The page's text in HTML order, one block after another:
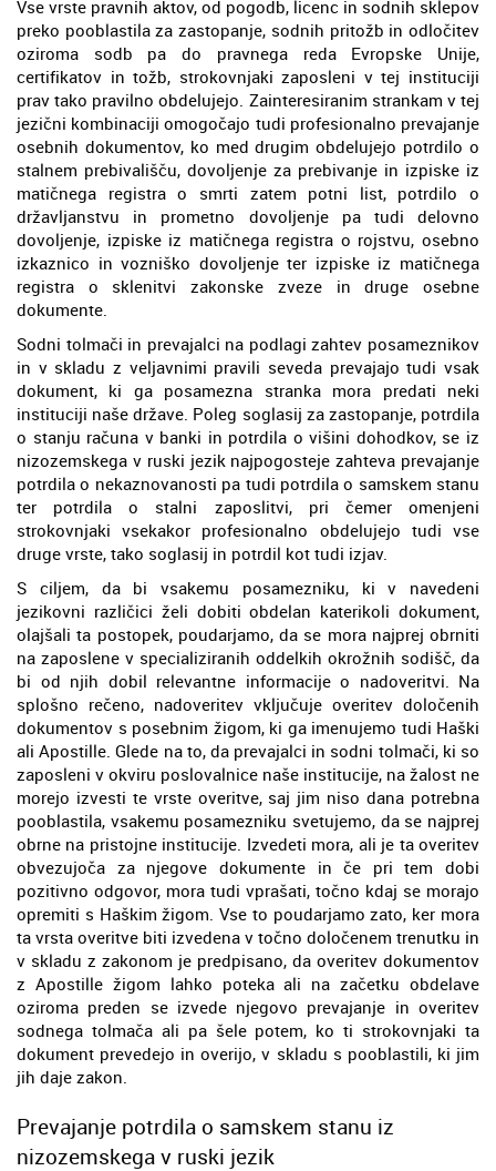
Vse vrste pravnih aktov, od pogodb, licenc in sodnih sklepov
preko pooblastila za zastopanje, sodnih pritožb in odločitev
oziroma sodb pa do pravnega reda Evropske Unije,
certifikatov in tožb, strokovnjaki zaposleni v tej instituciji
prav tako pravilno obdelujejo. Zainteresiranim strankam v tej
jezični kombinaciji omogočajo tudi profesionalno prevajanje
osebnih dokumentov, ko med drugim obdelujejo potrdilo o
stalnem prebivališču, dovoljenje za prebivanje in izpiske iz
matičnega registra o smrti zatem potni list, potrdilo o
državljanstvu in prometno dovoljenje pa tudi delovno
dovoljenje, izpiske iz matičnega registra o rojstvu, osebno
izkaznico in vozniško dovoljenje ter izpiske iz matičnega
registra o sklenitvi zakonske zveze in druge osebne
dokumente.
Sodni tolmači in prevajalci na podlagi zahtev posameznikov
in v skladu z veljavnimi pravili seveda prevajajo tudi vsak
dokument, ki ga posamezna stranka mora predati neki
instituciji naše države. Poleg soglasij za zastopanje, potrdila
o stanju računa v banki in potrdila o višini dohodkov, se iz
nizozemskega v ruski jezik najpogosteje zahteva prevajanje
potrdila o nekaznovanosti pa tudi potrdila o samskem stanu
ter potrdila o stalni zaposlitvi, pri čemer omenjeni
strokovnjaki vsekakor profesionalno obdelujejo tudi vse
druge vrste, tako soglasij in potrdil kot tudi izjav.
S ciljem, da bi vsakemu posamezniku, ki v navedeni
jezikovni različici želi dobiti obdelan katerikoli dokument,
olajšali ta postopek, poudarjamo, da se mora najprej obrniti
na zaposlene v specializiranih oddelkih okrožnih sodišč, da
bi od njih dobil relevantne informacije o nadoveritvi. Na
splošno rečeno, nadoveritev vključuje overitev določenih
dokumentov s posebnim žigom, ki ga imenujemo tudi Haški
ali Apostille. Glede na to, da prevajalci in sodni tolmači, ki so
zaposleni v okviru poslovalnice naše institucije, na žalost ne
morejo izvesti te vrste overitve, saj jim niso dana potrebna
pooblastila, vsakemu posamezniku svetujemo, da se najprej
obrne na pristojne institucije. Izvedeti mora, ali je ta overitev
obvezujoča za njegove dokumente in če pri tem dobi
pozitivno odgovor, mora tudi vprašati, točno kdaj se morajo
opremiti s Haškim žigom. Vse to poudarjamo zato, ker mora
ta vrsta overitve biti izvedena v točno določenem trenutku in
v skladu z zakonom je predpisano, da overitev dokumentov
z Apostille žigom lahko poteka ali na začetku obdelave
oziroma preden se izvede njegovo prevajanje in overitev
sodnega tolmača ali pa šele potem, ko ti strokovnjaki ta
dokument prevedejo in overijo, v skladu s pooblastili, ki jim
jih daje zakon.
Prevajanje potrdila o samskem stanu iz
nizozemskega v ruski jezik